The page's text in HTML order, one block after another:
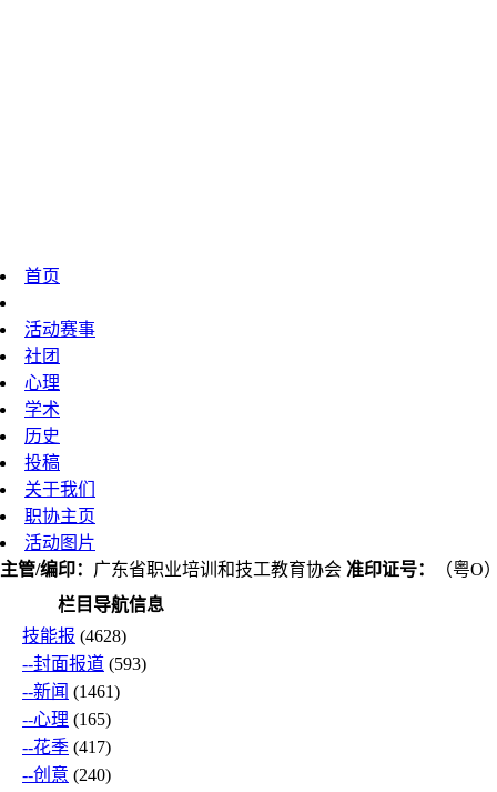
首页
活动赛事
社团
心理
学术
历史
投稿
关于我们
职协主页
活动图片
主管/编印： 广东省职业培训和技工教育协会 准印证号：
（粤O
栏目导航信息
技能报 (4628)
--封面报道 (593)
--新闻 (1461)
--心理 (165)
--花季 (417)
--创意 (240)